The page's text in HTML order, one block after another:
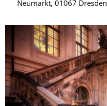
Neumarkt, 01067 Dresden